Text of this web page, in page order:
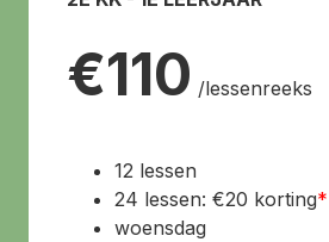
€110 /lessenreeks
12 lessen
24 lessen: €20 korting*
woensdag